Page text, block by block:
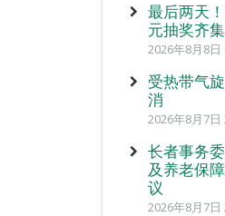
最后两天
元抽奖齐
2026年8月8日
受热带气
消
2026年8月7日
长者事务
及养老保
议
2026年8月7日